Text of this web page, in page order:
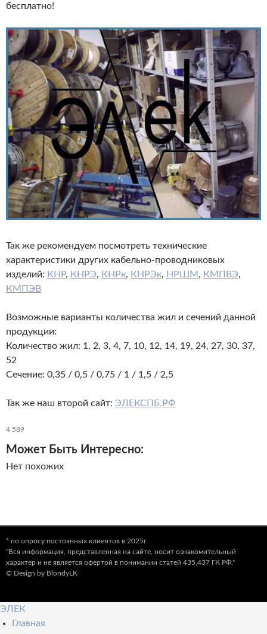
бесплатно!
Так же рекомендуем посмотреть технические
характеристики других кабельно-проводниковых
изделий: КНР, КНРЭ, КНРк, КНРЭк, НРШМ , КМПВЭ,
КМПЭВ
Возможные варианты количества жил и сечений данной
продукции:
Количество жил: 1, 2, 3, 4, 7, 10, 12, 14, 19, 24, 27, 30, 37,
52
Сечение: 0,35 / 0,5 / 0,75 / 1 / 1,5 / 2,5
Так же наш второй сайт: ЭЛЕКСПБ.РФ
4 589
Может Быть Интересно:
Нет похожих
* по опросу постоянных клиентов в 2025г
"Вся информация, представленная на сайте, носит ознакомительный
характер и не является офертой в понимании статей 435,437 ГК РФ."
© Design by BlondyLK
ЭЛЕК
Главная